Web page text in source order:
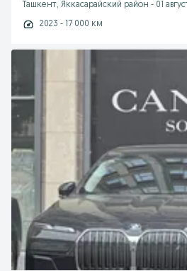
Ташкент, Яккасарайский район - 01
2023 - 17 000 км